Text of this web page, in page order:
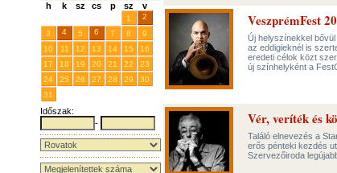
h k sz cs p sz v
1
2
3
4 5 6 7 8
9
10
11 12 13 14 15
16
17
18 19 20 21 22
23
24
25 26 27 28 29
30
31
Időszak:
-
VeszprémFest
Új helyszínekkel
az eddigieknél is
eredeti célok közt
új színhelyként a
Vér, veríték és
Találó elnevezés a
erős pénteki kezdés
Szervezőiroda